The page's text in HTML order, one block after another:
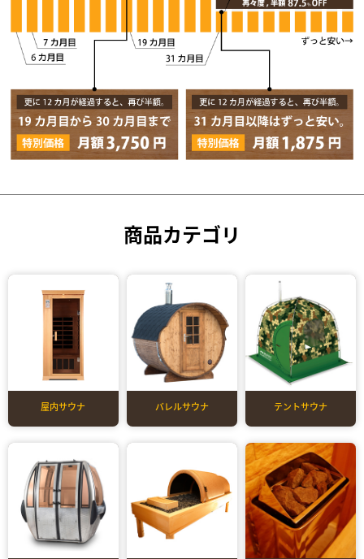
商品カテゴリ
屋内サウナ バレルサウナ テントサウナ